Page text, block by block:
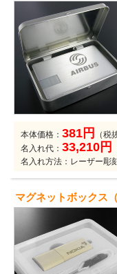
本体価格：381円
（税
名入れ代：33,210円
名入れ方法：レーザー彫
マグネットボックス（